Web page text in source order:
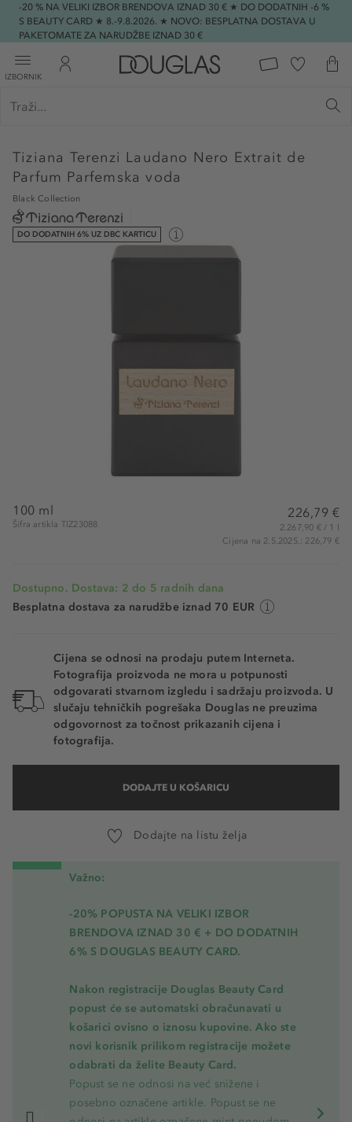
-20 % NA VELIKI IZBOR BRENDOVA IZNAD 30 € ★ DO DODATNIH -6 %
S BEAUTY CARD ★ 8.-9.8.2026. ★ NOVO: BESPLATNA DOSTAVA U
PAKETOMATE ZA NARUDŽBE IZNAD 30 €
IZBORNIK
Tiziana Terenzi Laudano Nero Extrait de
Parfum Parfemska voda
Black Collection
DO DODATNIH 6% UZ DBC KARTICU
100 ml
Šifra artikla TIZ23088
226,79 €
2.267,90 € / 1 l
Cijena na 2.5.2025.: 226,79 €
Dostupno. Dostava: 2 do 5 radnih dana
Besplatna dostava za narudžbe iznad 70 EUR
Cijena se odnosi na prodaju putem Interneta.
Fotografija proizvoda ne mora u potpunosti
odgovarati stvarnom izgledu i sadržaju proizvoda. U
slučaju tehničkih pogrešaka Douglas ne preuzima
odgovornost za točnost prikazanih cijena i
fotografija.
DODAJTE U KOŠARICU
Dodajte na listu želja
Važno:
-20% POPUSTA NA VELIKI IZBOR
BRENDOVA IZNAD 30 € + DO DODATNIH
6% S DOUGLAS BEAUTY CARD.
Nakon registracije Douglas Beauty Card
popust će se automatski obračunavati u
košarici ovisno o iznosu kupovine. Ako ste
novi korisnik prilikom registracije možete
odabrati da želite Beauty Card.
Popust se ne odnosi na već snižene i
posebno označene artikle. Popust se ne